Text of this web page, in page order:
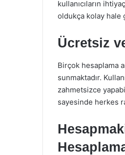
kullanıcıların
oldukça kolay hale
Ücretsiz
Birçok hesaplama
sunmaktadır.
zahmetsizce
sayesinde herkes